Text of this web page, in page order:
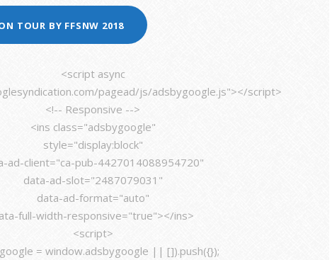
TOUR BY FFSNW 2018
<script async
pagead/js/adsbygoogle.js"></script>
<!-- Responsive -->
<ins class="adsbygoogle"
style="display:block"
ad-client="ca-pub-4427014088954720"
data-ad-slot="2487079031"
data-ad-format="auto"
full-width-responsive="true"></ins>
<script>
= window.adsbygoogle || []).push({});